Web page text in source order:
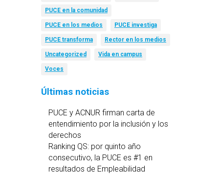
PUCE en la comunidad
PUCE en los medios PUCE investiga
PUCE transforma Rector en los medios
Uncategorized Vida en campus
Voces
Últimas noticias
PUCE y ACNUR firman carta de
entendimiento por la inclusión y los
derechos
Ranking QS: por quinto año
consecutivo, la PUCE es #1 en
resultados de Empleabilidad